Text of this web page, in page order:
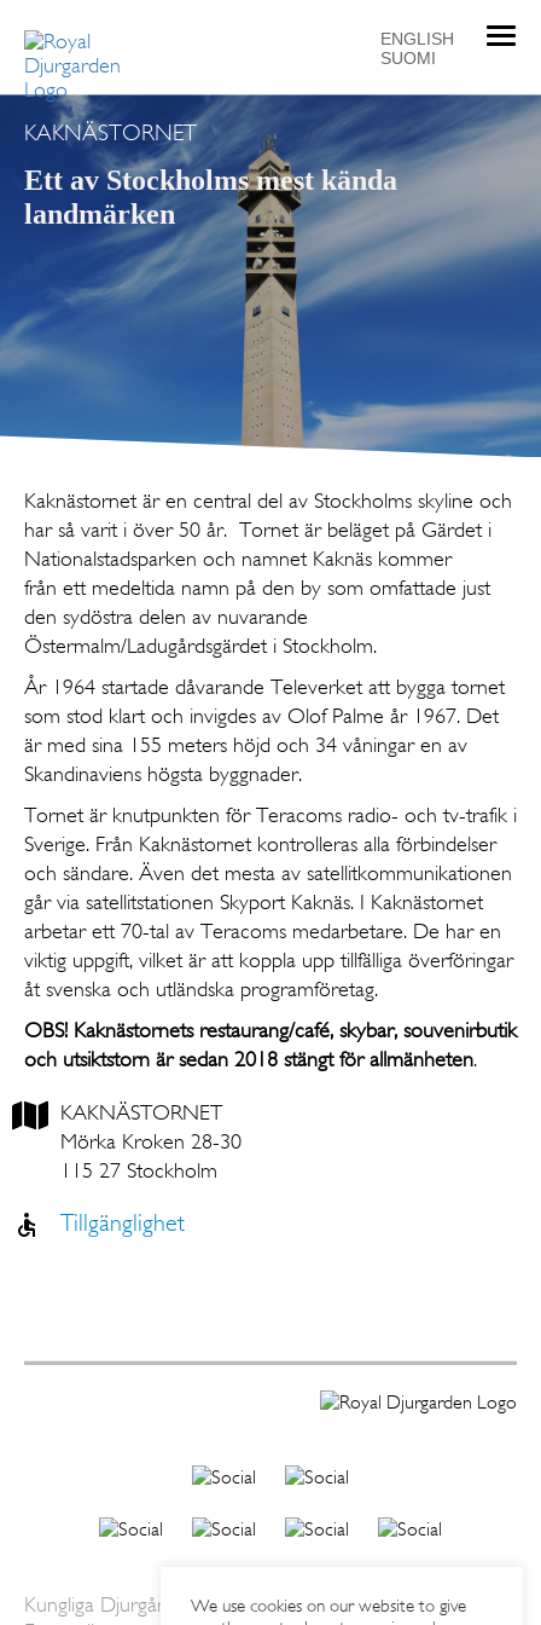
T
g
g
v
n
ENGLISH
SUOMI
KAKNÄSTORNET
Ett av Stockholms mest kända
landmärken
Kaknästornet är en central del av Stockholms skyline och
har så varit i över 50 år. Tornet är beläget på Gärdet i
Nationalstadsparken och namnet Kaknäs kommer
från ett medeltida namn på den by som omfattade just
den sydöstra delen av nuvarande
Östermalm/Ladugårdsgärdet i Stockholm.
År 1964 startade dåvarande Televerket att bygga tornet
som stod klart och invigdes av Olof Palme år 1967. Det
är med sina 155 meters höjd och 34 våningar en av
Skandinaviens högsta byggnader.
Tornet är knutpunkten för Teracoms radio- och tv-trafik i
Sverige. Från Kaknästornet kontrolleras alla förbindelser
och sändare. Även det mesta av satellitkommunikationen
går via satellitstationen Skyport Kaknäs. I Kaknästornet
arbetar ett 70-tal av Teracoms medarbetare. De har en
viktig uppgift, vilket är att koppla upp tillfälliga överföringar
åt svenska och utländska programföretag.
OBS! Kaknästornets restaurang/café, skybar, souvenirbutik
och utsiktstorn är sedan 2018 stängt för allmänheten.
KAKNÄSTORNET
Mörka Kroken 28-30
115 27 Stockholm
Tillgänglighet
Kungliga Djurgårdens Intressenter AB.
We use cookies on our website to give